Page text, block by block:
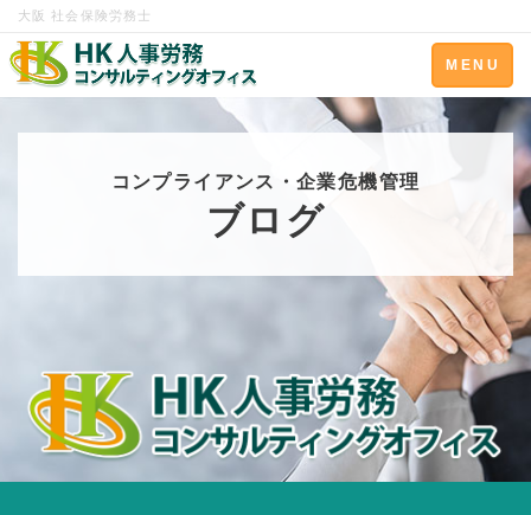
大阪 社会保険労務士
Toggle
navigation
MENU
コンプライアンス・企業危機管理
ブログ